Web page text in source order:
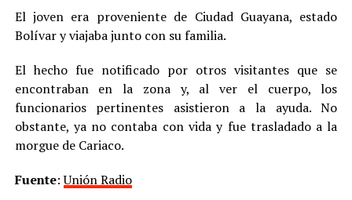
El joven era proveniente de Ciudad Guayana, estado
Bolívar y viajaba junto con su familia.
El hecho fue notificado por otros visitantes que se
encontraban en la zona y, al ver el cuerpo, los
funcionarios pertinentes asistieron a la ayuda. No
obstante, ya no contaba con vida y fue trasladado a la
morgue de Cariaco.
Fuente:Unión Radio